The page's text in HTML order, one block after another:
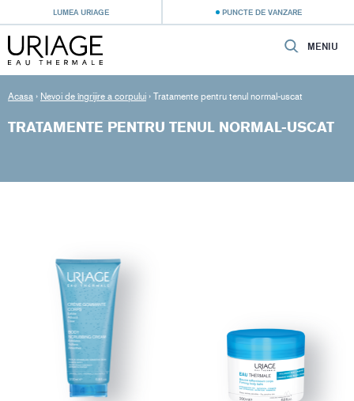
LUMEA URIAGE PUNCTE DE VANZARE
MENIU
Acasa › Nevoi de îngrijire a corpului › Tratamente pentru tenul normal-uscat
TRATAMENTE PENTRU TENUL NORMAL-USCAT